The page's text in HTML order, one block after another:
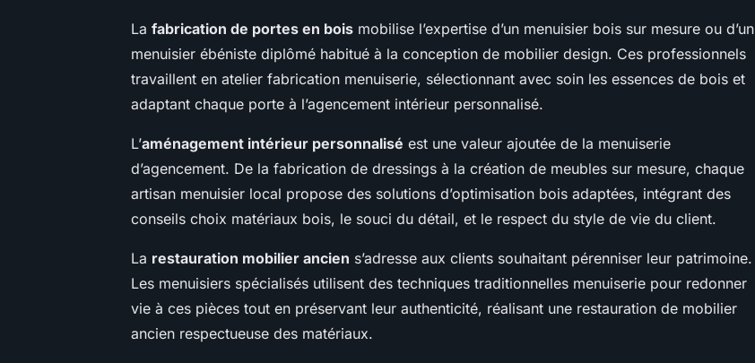
La fabrication de portes en bois mobilise l’expertise d’un menuisier bois sur mesure ou d’un
menuisier ébéniste diplômé habitué à la conception de mobilier design. Ces professionnels
travaillent en atelier fabrication menuiserie, sélectionnant avec soin les essences de bois et
adaptant chaque porte à l’agencement intérieur personnalisé.
L’aménagement intérieur personnalisé est une valeur ajoutée de la menuiserie
d’agencement. De la fabrication de dressings à la création de meubles sur mesure, chaque
artisan menuisier local propose des solutions d’optimisation bois adaptées, intégrant des
conseils choix matériaux bois, le souci du détail, et le respect du style de vie du client.
La restauration mobilier ancien s’adresse aux clients souhaitant pérenniser leur patrimoine.
Les menuisiers spécialisés utilisent des techniques traditionnelles menuiserie pour redonner
vie à ces pièces tout en préservant leur authenticité, réalisant une restauration de mobilier
ancien respectueuse des matériaux.